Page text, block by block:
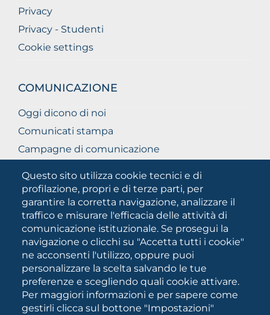
Questo sito utilizza cookie tecnici e di
profilazione, propri e di terze parti, per
garantire la corretta navigazione, analizzare il
traffico e misurare l'efficacia delle attività di
comunicazione istituzionale. Se prosegui la
navigazione o clicchi su "Accetta tutti i cookie"
ne acconsenti l'utilizzo, oppure puoi
personalizzare la scelta salvando le tue
preferenze e scegliendo quali cookie attivare.
Per maggiori informazioni e per sapere come
gestirli clicca sul bottone "Impostazioni"
Privacy
Privacy - Studenti
Cookie settings
COMUNICAZIONE
Oggi dicono di noi
Comunicati stampa
Campagne di comunicazione
Unifg Mag
Manuale di identità visiva
Facts and figures
SOCIAL
MEDIA